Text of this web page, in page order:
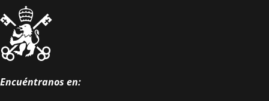
Encuéntranos en: